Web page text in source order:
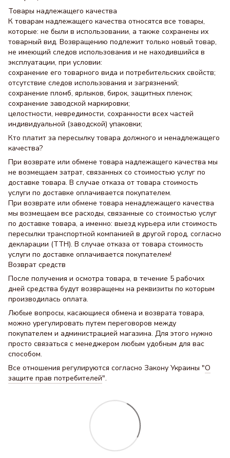
Товары надлежащего качества
К товарам надлежащего качества относятся все товары,
которые: не были в использовании, а также сохранены их
товарный вид. Возвращению подлежит только новый товар,
не имеющий следов использования и не находившийся в
эксплуатации, при условии:
сохранение его товарного вида и потребительских свойств;
отсутствие следов использования и загрязнений;
сохранение пломб, ярлыков, бирок, защитных пленок;
сохранение заводской маркировки;
целостности, невредимости, сохранности всех частей
индивидуальной (заводской) упаковки;
Кто платит за пересылку товара должного и ненадлежащего
качества?
При возврате или обмене товара надлежащего качества мы
не возмещаем затрат, связанных со стоимостью услуг по
доставке товара. В случае отказа от товара стоимость
услуги по доставке оплачивается покупателем.
При возврате или обмене товара ненадлежащего качества
мы возмещаем все расходы, связанные со стоимостью услуг
по доставке товара, а именно: выезд курьера или стоимость
пересылки транспортной компанией в другой город, согласно
декларации (ТТН). В случае отказа от товара стоимость
услуги по доставке оплачивается покупателем!
Возврат средств
После получения и осмотра товара, в течение 5 рабочих
дней средства будут возвращены на реквизиты по которым
производилась оплата.
Любые вопросы, касающиеся обмена и возврата товара,
можно урегулировать путем переговоров между
покупателем и администрацией магазина. Для этого нужно
просто связаться с менеджером любым удобным для вас
способом.
Все отношения регулируются согласно Закону Украины "О
защите прав потребителей".